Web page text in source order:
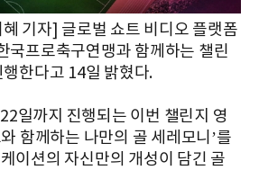
기자] 글로벌 쇼트 비디오 플랫폼
국프로축구연맹과 함께하는 챌린
한다고 14일 밝혔다.
일까지 진행되는 이번 챌린지 영
함께하는 나만의 골 세레모니’를
이션의 자신만의 개성이 담긴 골